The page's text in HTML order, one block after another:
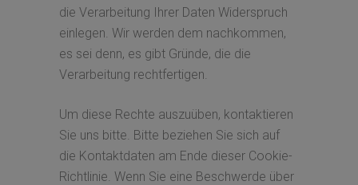
die Verarbeitung Ihrer Daten Widerspruch
einlegen. Wir werden dem nachkommen,
es sei denn, es gibt Gründe, die die
Verarbeitung rechtfertigen.
Um diese Rechte auszuüben, kontaktieren
Sie uns bitte. Bitte beziehen Sie sich auf
die Kontaktdaten am Ende dieser Cookie-
Richtlinie. Wenn Sie eine Beschwerde über